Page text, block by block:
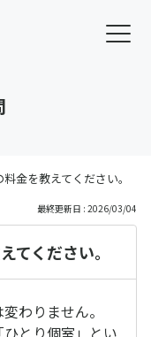
金を教えてください。
最終更新日 : 2026/03/04
てください。
わりません。
とり個室」とい